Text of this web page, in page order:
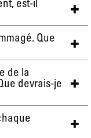
Que
de la
devrais-je